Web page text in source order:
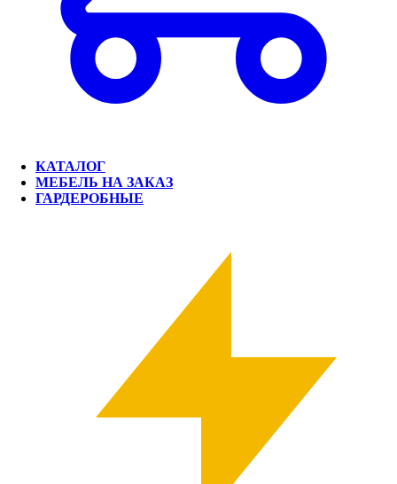
КАТАЛОГ
МЕБЕЛЬ НА ЗАКАЗ
ГАРДЕРОБНЫЕ